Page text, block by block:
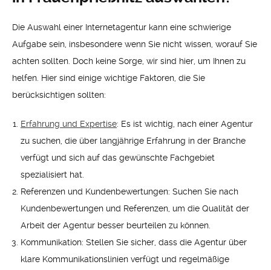
Die Auswahl einer Internetagentur kann eine schwierige
Aufgabe sein, insbesondere wenn Sie nicht wissen, worauf Sie
achten sollten. Doch keine Sorge, wir sind hier, um Ihnen zu
helfen. Hier sind einige wichtige Faktoren, die Sie
berücksichtigen sollten:
Erfahrung und Expertise: Es ist wichtig, nach einer Agentur
zu suchen, die über langjährige Erfahrung in der Branche
verfügt und sich auf das gewünschte Fachgebiet
spezialisiert hat.
Referenzen und Kundenbewertungen: Suchen Sie nach
Kundenbewertungen und Referenzen, um die Qualität der
Arbeit der Agentur besser beurteilen zu können.
Kommunikation: Stellen Sie sicher, dass die Agentur über
klare Kommunikationslinien verfügt und regelmäßige